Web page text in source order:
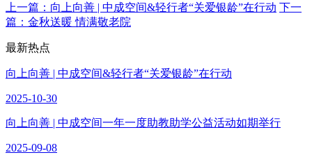
上一篇：向上向善 | 中成空间&轻行者“关爱银龄”在行动 下一
篇：金秋送暖 情满敬老院
最新热点
向上向善 | 中成空间&轻行者“关爱银龄”在行动
2025-10-30
向上向善 | 中成空间一年一度助教助学公益活动如期举行
2025-09-08